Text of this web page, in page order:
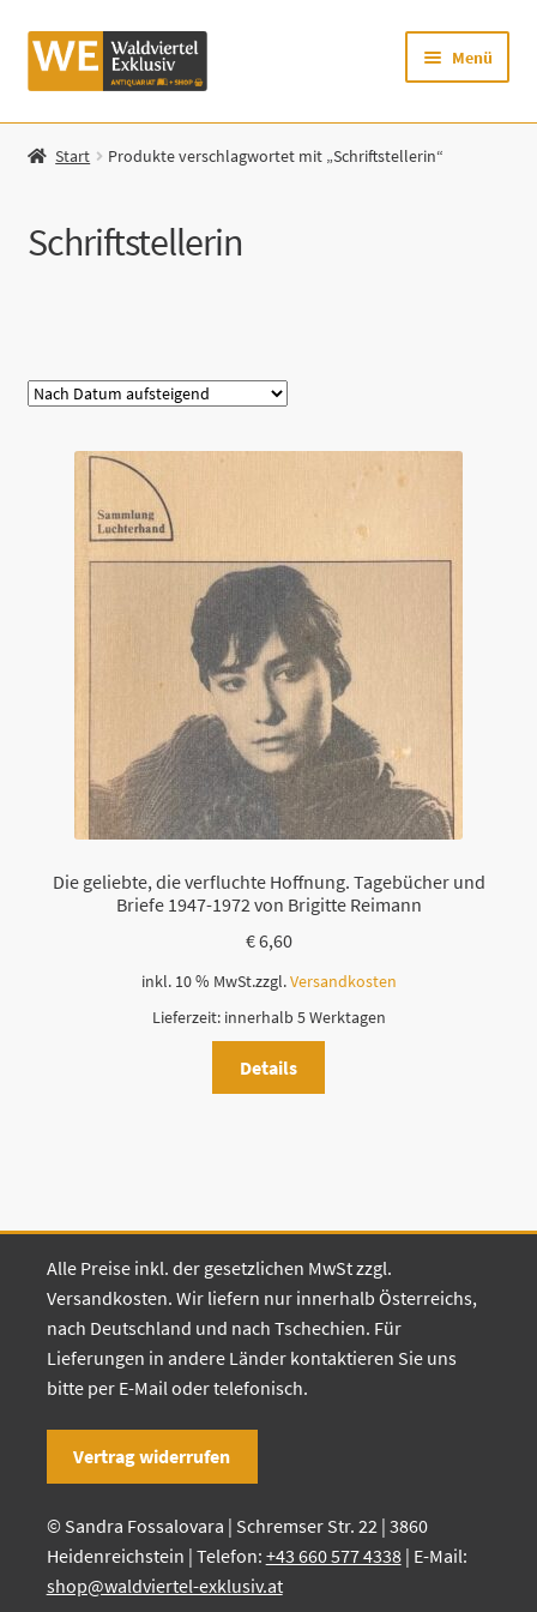
Zur
Navigation
Zum
Inhalt
Menü
Startseite
Mein Konto
Zur Waldviertel Exklusiv-Website
Start Produkte verschlagwortet mit „Schriftstellerin“
Schriftstellerin
Die geliebte, die verfluchte Hoffnung. Tagebücher und
Briefe 1947-1972 von Brigitte Reimann
€6,60
inkl. 10 % MwSt.zzgl.Versandkosten
Lieferzeit: innerhalb 5 Werktagen
Details
Alle Preise inkl. der gesetzlichen MwSt zzgl.
Versandkosten. Wir liefern nur innerhalb Österreichs,
nach Deutschland und nach Tschechien. Für
Lieferungen in andere Länder kontaktieren Sie uns
bitte per E-Mail oder telefonisch.
Vertrag widerrufen
© Sandra Fossalovara | Schremser Str. 22 | 3860
Heidenreichstein | Telefon: +43 660 577 4338| E-Mail:
shop@waldviertel-exklusiv.at